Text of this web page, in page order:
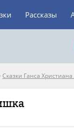
Рассказы
Сказки Ганса